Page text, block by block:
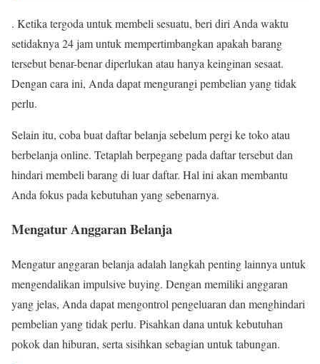
. Ketika tergoda untuk membeli sesuatu, beri diri Anda waktu
setidaknya 24 jam untuk mempertimbangkan apakah barang
tersebut benar-benar diperlukan atau hanya keinginan sesaat.
Dengan cara ini, Anda dapat mengurangi pembelian yang tidak
perlu.
Selain itu, coba buat daftar belanja sebelum pergi ke toko atau
berbelanja online. Tetaplah berpegang pada daftar tersebut dan
hindari membeli barang di luar daftar. Hal ini akan membantu
Anda fokus pada kebutuhan yang sebenarnya.
Mengatur Anggaran Belanja
Mengatur anggaran belanja adalah langkah penting lainnya untuk
mengendalikan impulsive buying. Dengan memiliki anggaran
yang jelas, Anda dapat mengontrol pengeluaran dan menghindari
pembelian yang tidak perlu. Pisahkan dana untuk kebutuhan
pokok dan hiburan, serta sisihkan sebagian untuk tabungan.